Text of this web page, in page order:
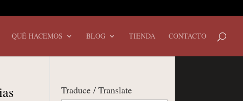
QUÉ HACEMOS BLOG TIENDA CONTACTO
Traduce / Translate